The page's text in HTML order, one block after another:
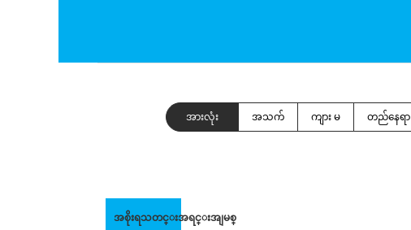
အားလုံး အသက် ကျား မ တည်နေရာ
အစိုးရသတင္းအရင္းအျမစ္